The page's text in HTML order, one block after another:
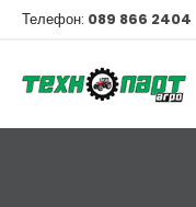
Телефон: 089 866 2404